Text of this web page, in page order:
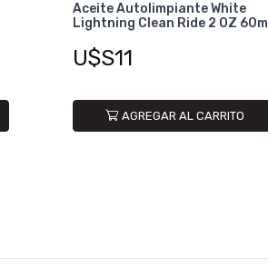
Aceite Autolimpiante White
Lightning Clean Ride 2 OZ 60ml
U$S11
AGREGAR AL CARRITO